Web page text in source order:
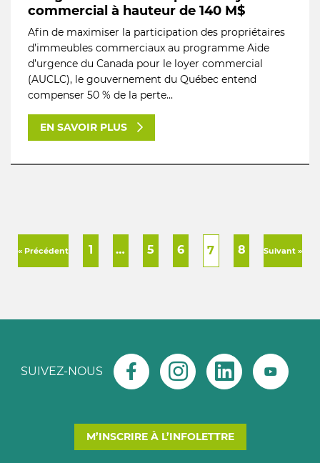
commercial à hauteur de 140 M$
Afin de maximiser la participation des propriétaires
d’immeubles commerciaux au programme Aide
d’urgence du Canada pour le loyer commercial
(AUCLC), le gouvernement du Québec entend
compenser 50 % de la perte...
EN SAVOIR PLUS
« Précédent 1 … 5 6 7 8 Suivant »
SUIVEZ-NOUS
M’INSCRIRE À L’INFOLETTRE